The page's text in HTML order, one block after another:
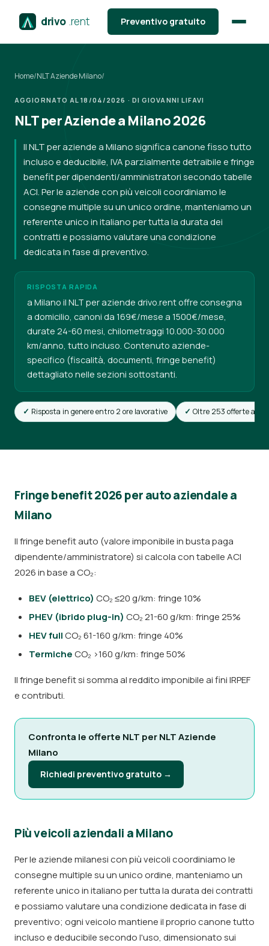
drivo .rent Preventivo gratuito
Home/NLT Aziende Milano/
AGGIORNATO AL 18/04/2026 · DI GIOVANNI LIFAVI
NLT per Aziende a Milano 2026
Il NLT per aziende a Milano significa canone fisso tutto
incluso e deducibile, IVA parzialmente detraibile e fringe
benefit per dipendenti/amministratori secondo tabelle
ACI. Per le aziende con più veicoli coordiniamo le
consegne multiple su un unico ordine, manteniamo un
referente unico in italiano per tutta la durata dei
contratti e possiamo valutare una condizione
dedicata in fase di preventivo.
RISPOSTA RAPIDA
a Milano il NLT per aziende drivo.rent offre consegna
a domicilio, canoni da 169€/mese a 1500€/mese,
durate 24-60 mesi, chilometraggi 10.000-30.000
km/anno, tutto incluso. Contenuto aziende-
specifico (fiscalità, documenti, fringe benefit)
dettagliato nelle sezioni sottostanti.
Risposta in genere entro 2 ore lavorative Oltre 253 offerte attive
Fringe benefit 2026 per auto aziendale a
Milano
Il fringe benefit auto (valore imponibile in busta paga
dipendente/amministratore) si calcola con tabelle ACI
2026 in base a CO₂:
BEV (elettrico) CO₂ ≤20 g/km: fringe 10%
PHEV (ibrido plug-in) CO₂ 21-60 g/km: fringe 25%
HEV fullCO₂ 61-160 g/km: fringe 40%
TermicheCO₂ >160 g/km: fringe 50%
Il fringe benefit si somma al reddito imponibile ai fini IRPEF
e contributi.
Confronta le offerte NLT per NLT Aziende
Milano
Richiedi preventivo gratuito →
Più veicoli aziendali a Milano
Per le aziende milanesi con più veicoli coordiniamo le
consegne multiple su un unico ordine, manteniamo un
referente unico in italiano per tutta la durata dei contratti
e possiamo valutare una condizione dedicata in fase di
preventivo; ogni veicolo mantiene il proprio canone tutto
incluso e deducibile secondo l'uso, dimensionato sui